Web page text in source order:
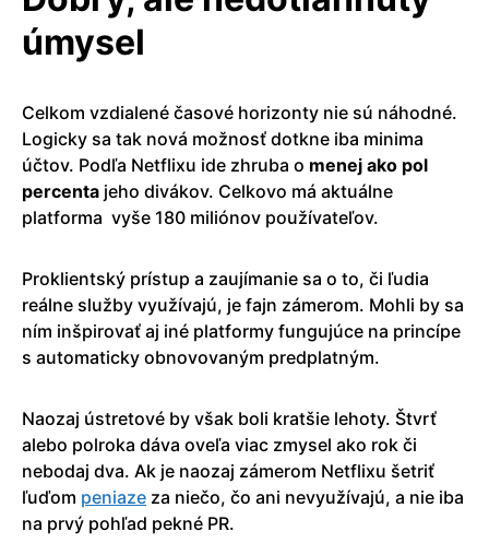
úmysel
Celkom vzdialené časové horizonty nie sú náhodné.
Logicky sa tak nová možnosť dotkne iba minima
účtov. Podľa Netflixu ide zhruba o menej ako pol
percenta jeho divákov. Celkovo má aktuálne
platforma vyše 180 miliónov používateľov.
Proklientský prístup a zaujímanie sa o to, či ľudia
reálne služby využívajú, je fajn zámerom. Mohli by sa
ním inšpirovať aj iné platformy fungujúce na princípe
s automaticky obnovovaným predplatným.
Naozaj ústretové by však boli kratšie lehoty. Štvrť
alebo polroka dáva oveľa viac zmysel ako rok či
nebodaj dva. Ak je naozaj zámerom Netflixu šetriť
ľuďom peniaze za niečo, čo ani nevyužívajú, a nie iba
na prvý pohľad pekné PR.